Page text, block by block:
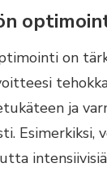
on
ja
Esimerkiksi,